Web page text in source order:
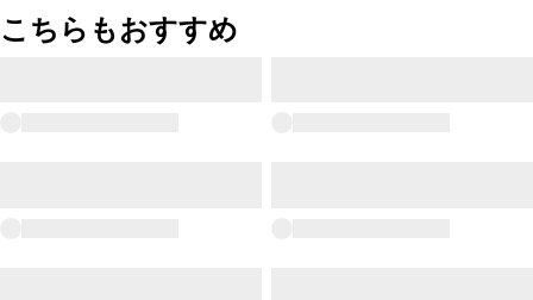
こちらもおすすめ